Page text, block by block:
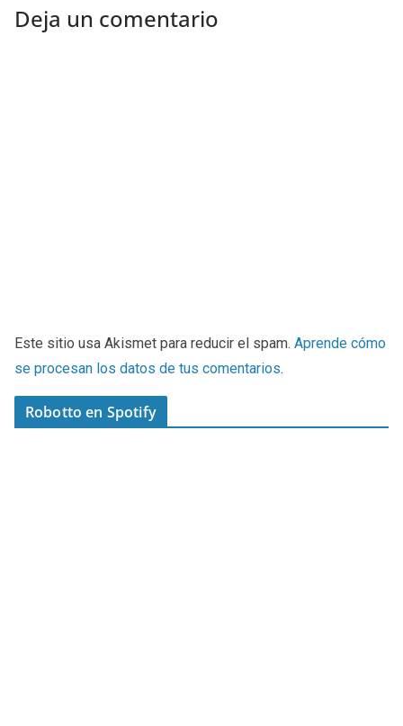
Deja un comentario
Este sitio usa Akismet para reducir el spam. Aprende cómo
se procesan los datos de tus comentarios.
Robotto en Spotify